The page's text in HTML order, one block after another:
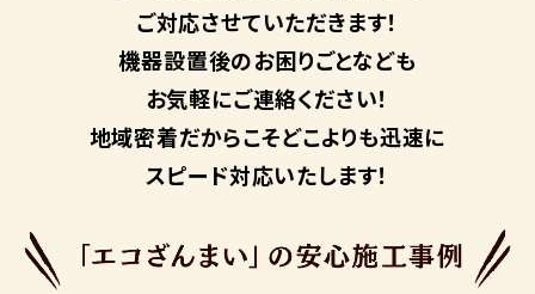
ご対応させていただきます！
機器設置後のお困りごとなども
お気軽にご連絡ください！
地域密着だからこそどこよりも迅速に
スピード対応いたします！